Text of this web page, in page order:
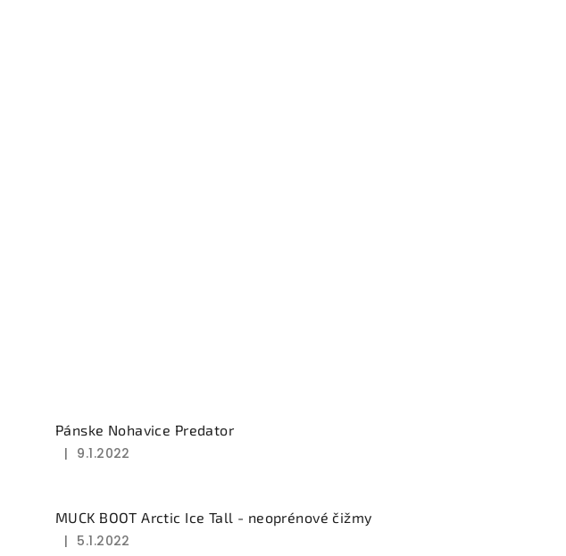
Pánske Nohavice Predator
Hodnotenie
3
| 9.1.2022
MUCK BOOT Arctic Ice Tall - neoprénové čižmy
Hodnotenie
| 5.1.2022